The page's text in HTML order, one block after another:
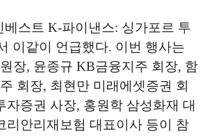
베스트 K-파이낸스: 싱가포르 투
이같이 언급했다. 이번 행사는
장, 윤종규 KB금융지주 회장, 함
회장, 최현만 미래에셋증권 회
자증권 사장, 홍원학 삼성화재 대
리안리재보험 대표이사 등이 참